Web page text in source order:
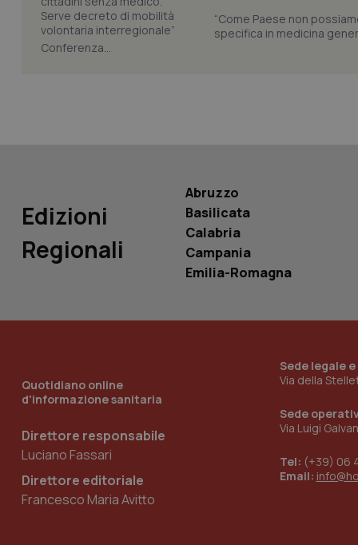
“Come Paese non
specifica in medicina
Conferenza...
Edizioni
Regionali
Abruzzo
Basilicata
Calabria
Campania
Emilia-Romagna
Quotidiano online
d'informazione sanitaria
Direttore responsabile
Luciano Fassari
Direttore editoriale
Francesco Maria Avitto
Sede legale
Via della
Sede
Via Luigi
Tel: (+39) 06
Email:
_ga_0VMQEQKQ1N